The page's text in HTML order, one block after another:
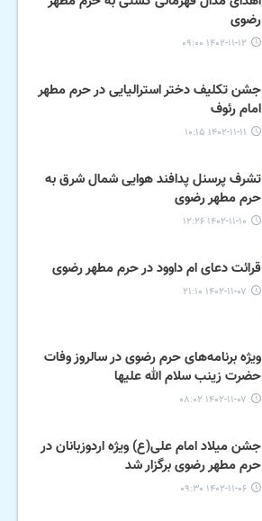
رضوی
۱۴۰۲-۱۱-۱۲ ۰۹:۰۰
جشن تکلیف دختر استرالیایی در حرم مطهر
امام رئوف
۱۴۰۲-۱۱-۱۱ ۱۰:۱۵
تشرف پرسنل پدافند هوایی شمال شرق به
حرم مطهر رضوی
۱۴۰۲-۱۱-۱۰ ۱۲:۲۶
قرائت دعای ام داوود در حرم مطهر رضوی
۱۴۰۲-۱۱-۰۷ ۲۱:۱۰
ویژه برنامه‌های حرم رضوی در سالروز وفات
حضرت زینب سلام الله علیها
۱۴۰۲-۱۱-۰۷ ۰۸:۰۲
جشن میلاد امام علی(ع) ویژه اردوزبانان در
حرم مطهر رضوی برگزار شد
۱۴۰۲-۱۱-۰۶ ۰۹:۳۰